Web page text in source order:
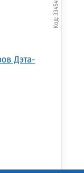
Дэта-
334549